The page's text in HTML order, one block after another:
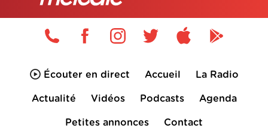
Écouter en direct Accueil La Radio
Actualité Vidéos Podcasts Agenda
Petites annonces Contact